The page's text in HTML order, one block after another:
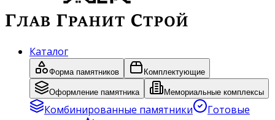
Каталог
Форма памятников Комплектующие
Оформление памятника Мемориальные комплексы
Комбинированные памятники
Готовые